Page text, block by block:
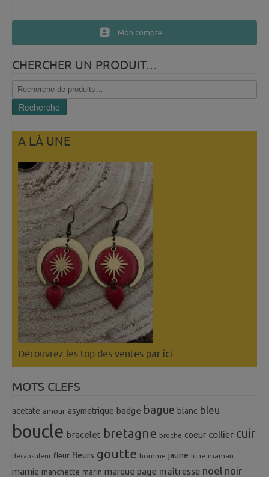
Mon compte
CHERCHER UN PRODUIT…
Recherche
pour :
Recherche
A LÀ UNE
Découvrez les top des ventes par ici
MOTS CLEFS
acetate amour asymetrique badge bague blanc bleu
boucle bracelet bretagne broche coeur collier cuir
décapsuleur fleur fleurs goutte homme jaune lune maman
mamie manchette marin marque page maîtresse noel noir